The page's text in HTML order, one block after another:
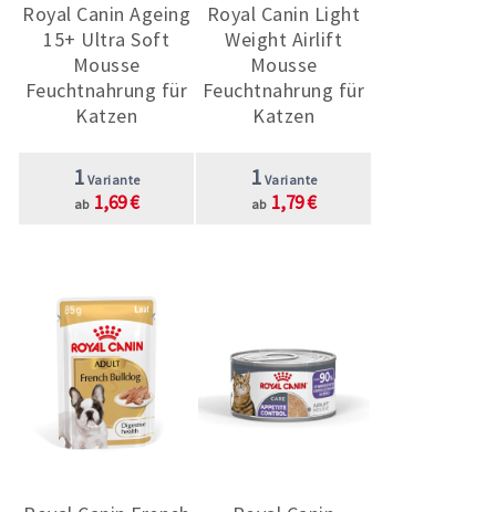
Royal Canin Ageing
15+ Ultra Soft
Mousse
Feuchtnahrung für
Katzen
1 Variante
ab 1,69 €
Royal Canin Light
Weight Airlift
Mousse
Feuchtnahrung für
Katzen
1 Variante
ab 1,79 €